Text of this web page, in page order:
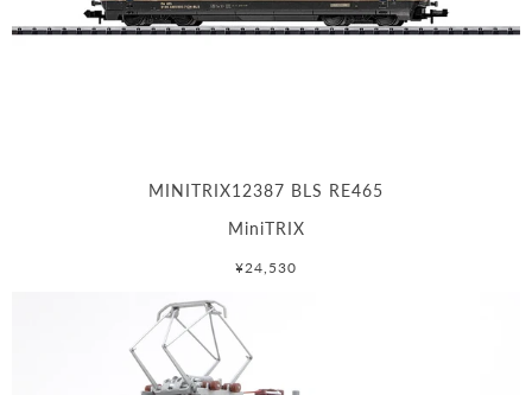
MINITRIX12387 BLS RE465
MiniTRIX
¥24,530